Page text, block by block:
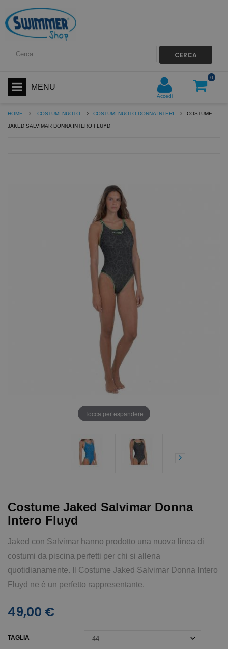
CERCA
MENU
0
Accedi
HOME COSTUMI NUOTO COSTUMI NUOTO DONNA INTERI COSTUME
JAKED SALVIMAR DONNA INTERO FLUYD
Tocca per espandere
Costume Jaked Salvimar Donna
Intero Fluyd
Jaked con Salvimar hanno prodotto una nuova linea di
costumi da piscina perfetti per chi si allena
quotidianamente. Il Costume Jaked Salvimar Donna Intero
Fluyd ne è un perfetto rappresentante.
49,00 €
TAGLIA